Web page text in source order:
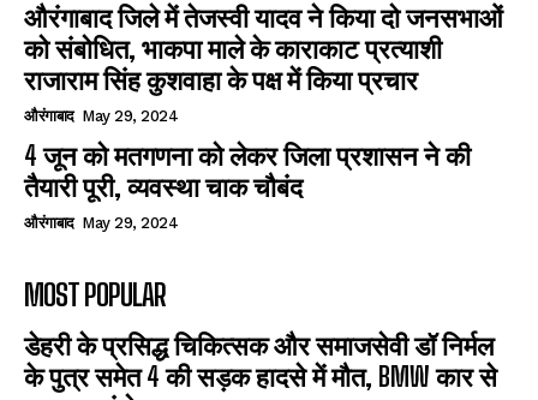
औरंगाबाद जिले में तेजस्वी यादव ने किया दो जनसभाओं
को संबोधित, भाकपा माले के काराकाट प्रत्याशी
राजाराम सिंह कुशवाहा के पक्ष में किया प्रचार
औरंगाबाद May 29, 2024
4 जून को मतगणना को लेकर जिला प्रशासन ने की
तैयारी पूरी, व्यवस्था चाक चौबंद
औरंगाबाद May 29, 2024
MOST POPULAR
डेहरी के प्रसिद्ध चिकित्सक और समाजसेवी डॉ निर्मल
के पुत्र समेत 4 की सड़क हादसे में मौत, BMW कार से